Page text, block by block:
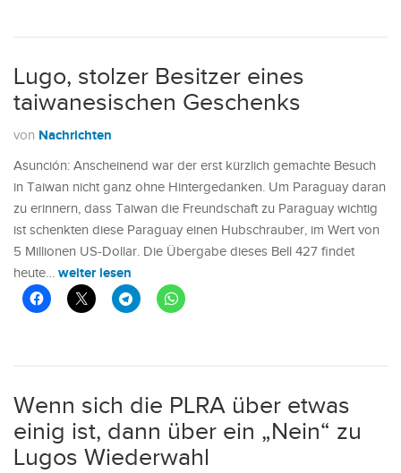
Lugo, stolzer Besitzer eines
taiwanesischen Geschenks
von Nachrichten
Asunción: Anscheinend war der erst kürzlich gemachte Besuch
in Taiwan nicht ganz ohne Hintergedanken. Um Paraguay daran
zu erinnern, dass Taiwan die Freundschaft zu Paraguay wichtig
ist schenkten diese Paraguay einen Hubschrauber, im Wert von
5 Millionen US-Dollar. Die Übergabe dieses Bell 427 findet
heute… weiter lesen
Wenn sich die PLRA über etwas
einig ist, dann über ein „Nein“ zu
Lugos Wiederwahl